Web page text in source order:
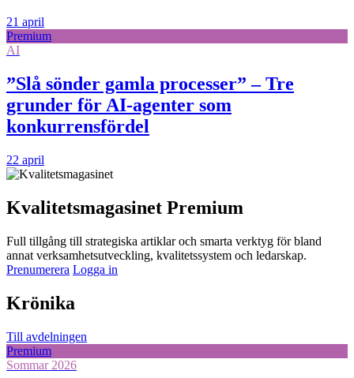
21 april
Premium
AI
”Slå sönder gamla processer” – Tre
grunder för AI-agenter som
konkurrensfördel
22 april
Kvalitetsmagasinet Premium
Full tillgång till strategiska artiklar och smarta verktyg för bland
annat verksamhetsutveckling, kvalitetssystem och ledarskap.
Prenumerera Logga in
Krönika
Till avdelningen
Premium
Sommar 2026